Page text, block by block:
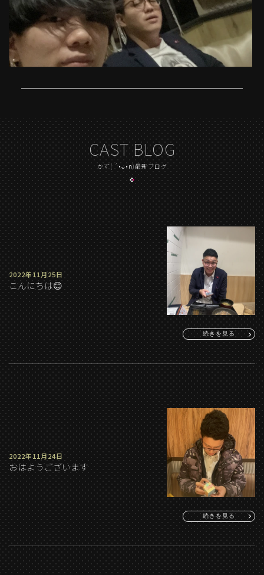
CAST BLOG
かず( ´•ᴗ•ก)最新ブログ
2022年11月25日
こんにちは😊
続きを見る
2022年11月24日
おはようございます
続きを見る